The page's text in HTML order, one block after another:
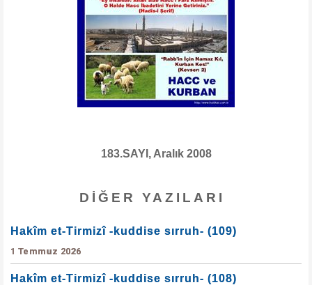
183.SAYI, Aralık 2008
DIĞER YAZILARI
Hakîm et-Tirmizî -kuddise sırruh- (109)
1 Temmuz 2026
Hakîm et-Tirmizî -kuddise sırruh- (108)